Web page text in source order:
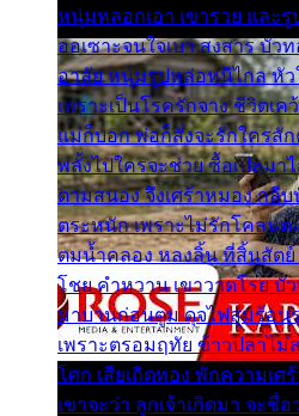
หนุ่มหลอกเอา เขารวย และ
ออเซาะจนใจเบา สงสาร บัว
อาลัย หนุ่มรูปหล่อหนีไกล หัว
เพราะเป็นโรครักจาง ชีวิตเค
แม่ก็บอก พ่อก็สั่งจะรักใครสั
พลั้งไปใครจะช่วย ซื้อเปลมา
ตามสนอง จึงเศร้าหมอง กลี
ตระหนัก เพราะไม่รักโคลน
ตมน้ำคลอง หลงลิ้น ที่สิ้นสัตย์
โชย คำหวาน เขาวาดโรย บั
มาบานก่อนตูม ดุจไฟสุมร้อน
เพราะตรอมฤทัย ข้าวปลาไม่
โศก เสียเถิดทอง พักความเศ
เขาจะว่า ลูกเจ้าเกิดมา จะชื่